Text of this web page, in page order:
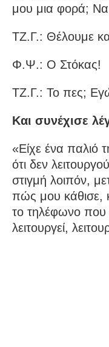
μου μια φορά;
ΤΖ.Γ.: Θέλουμε
Φ.Ψ.: Ο Στόκας!
ΤΖ.Γ.: Το πες;
Και συνέχισε
«Είχε ένα παλιό
ότι δεν
στιγμή λοιπόν,
πώς μου κάθισε,
το τηλέφωνο που
λειτουργεί,